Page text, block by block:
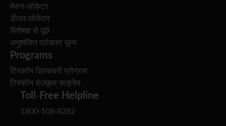
मेसन-लोकेटर
डीलर लोकेटर
विशेषज्ञ से पूछें
अनुशंसित प्रोडक्ट मूल्य
Programs
टिस्कॉन डिस्कवरी प्रोग्राम
टिस्कॉन कंज़्यूमर फाइनेंल
Toll-Free Helpline
1800-108-8282